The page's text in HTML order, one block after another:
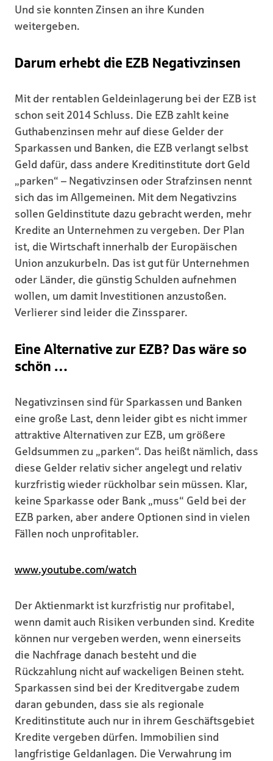
Und sie konnten Zinsen an ihre Kunden
weitergeben.
Darum erhebt die EZB Negativzinsen
Mit der rentablen Geldeinlagerung bei der EZB ist
schon seit 2014 Schluss. Die EZB zahlt keine
Guthabenzinsen mehr auf diese Gelder der
Sparkassen und Banken, die EZB verlangt selbst
Geld dafür, dass andere Kreditinstitute dort Geld
„parken“ – Negativzinsen oder Strafzinsen nennt
sich das im Allgemeinen. Mit dem Negativzins
sollen Geldinstitute dazu gebracht werden, mehr
Kredite an Unternehmen zu vergeben. Der Plan
ist, die Wirtschaft innerhalb der Europäischen
Union anzukurbeln. Das ist gut für Unternehmen
oder Länder, die günstig Schulden aufnehmen
wollen, um damit Investitionen anzustoßen.
Verlierer sind leider die Zinssparer.
Eine Alternative zur EZB? Das wäre so
schön …
Negativzinsen sind für Sparkassen und Banken
eine große Last, denn leider gibt es nicht immer
attraktive Alternativen zur EZB, um größere
Geldsummen zu „parken“. Das heißt nämlich, dass
diese Gelder relativ sicher angelegt und relativ
kurzfristig wieder rückholbar sein müssen. Klar,
keine Sparkasse oder Bank „muss“ Geld bei der
EZB parken, aber andere Optionen sind in vielen
Fällen noch unprofitabler.
www.youtube.com/watch
Der Aktienmarkt ist kurzfristig nur profitabel,
wenn damit auch Risiken verbunden sind. Kredite
können nur vergeben werden, wenn einerseits
die Nachfrage danach besteht und die
Rückzahlung nicht auf wackeligen Beinen steht.
Sparkassen sind bei der Kreditvergabe zudem
daran gebunden, dass sie als regionale
Kreditinstitute auch nur in ihrem Geschäftsgebiet
Kredite vergeben dürfen. Immobilien sind
langfristige Geldanlagen. Die Verwahrung im